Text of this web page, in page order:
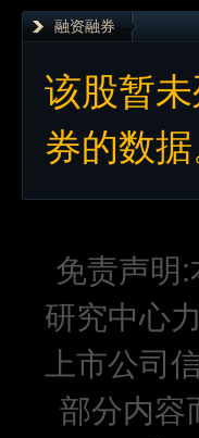
融资融券
该股暂
券的数据
免责声明
研究中心
上市公司
部分内容